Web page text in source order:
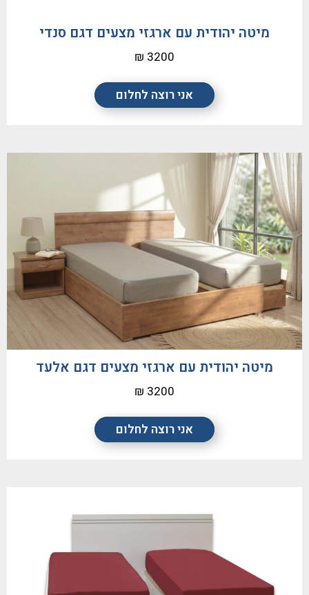
אני רוצה לחלום
מיטה יהודית עם ארגזי מצעים דגם סנדי
3200 ₪
אני רוצה לחלום
מיטה יהודית עם ארגזי מצעים דגם אלעד
3200 ₪